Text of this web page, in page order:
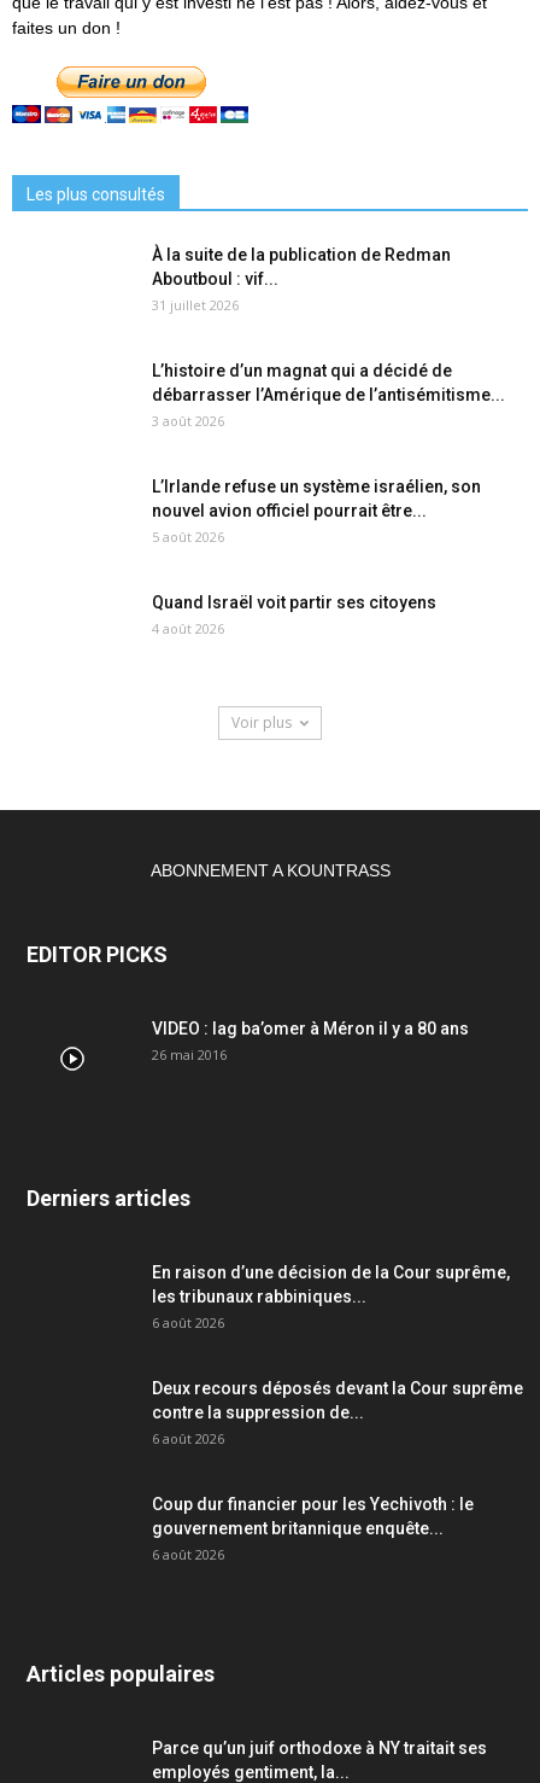
faites un don !
Les plus consultés
À la suite de la publication de Redman
Aboutboul : vif...
31 juillet 2026
L’histoire d’un magnat qui a décidé de
débarrasser l’Amérique de l’antisémitisme...
3 août 2026
L’Irlande refuse un système israélien, son
nouvel avion officiel pourrait être...
5 août 2026
Quand Israël voit partir ses citoyens
4 août 2026
Voir plus
ABONNEMENT A KOUNTRASS
EDITOR PICKS
VIDEO : lag ba’omer à Méron il y a 80 ans
26 mai 2016
Derniers articles
En raison d’une décision de la Cour suprême,
les tribunaux rabbiniques...
6 août 2026
Deux recours déposés devant la Cour suprême
contre la suppression de...
6 août 2026
Coup dur financier pour les Yechivoth : le
gouvernement britannique enquête...
6 août 2026
Articles populaires
Parce qu’un juif orthodoxe à NY traitait ses
employés gentiment, la...